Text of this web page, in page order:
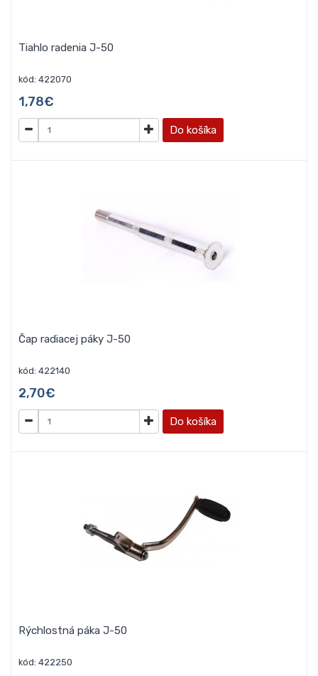
Tiahlo radenia J-50
kód: 422070
1,78€
Do košíka
Čap radiacej páky J-50
kód: 422140
2,70€
Do košíka
Rýchlostná páka J-50
kód: 422250